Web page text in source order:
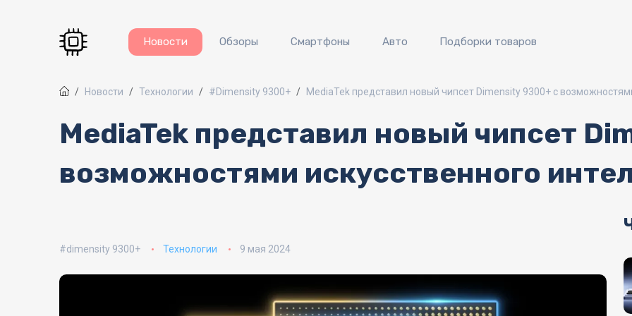
Новости Обзоры Смартфоны Авто Подборки товаров
Новости Технологии #Dimensity 9300+ MediaTek представил новый чипсет Dimensity 9300+ с
MediaTek представил новый чипсет
возможностями искусственного
dimensity 9300+ Технологии 9 мая 2024